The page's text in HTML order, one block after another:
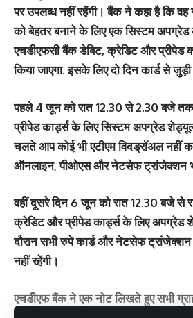
पर उपलब्ध नहीं रहेंगी। बैंक ने कहा है कि
को बेहतर बनाने के लिए एक सिस्टम
एचडीएफसी बैंक डेबिट, क्रेडिट और प्रीपेड
किया जाएगा. इसके लिए दो दिन कार्ड से जुड़ी
पहले 4 जून को रात 12.30 से 2.30 बजे
प्रीपेड कार्ड्स के लिए सिस्टम अपग्रेड
चलते आप कोई भी एटीएम विदड्रॉअल नहीं
ऑनलाइन, पीओएस और नेटसेफ ट्रांजेक्शन
वहीं दूसरे दिन 6 जून को रात 12.30 बजे से
क्रेडिट और प्रीपेड कार्ड्स के लिए अपग्रेड
दौरान सभी रुपे कार्ड और नेटसेफ
नहीं रहेंगी।
एचडीएफ बैंक ने एक नोट लिखते हुए सभी